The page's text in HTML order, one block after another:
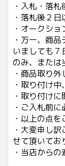
・入札・落
・落札後２
・オークシ
・万一、商
いましても
のみ、または
・商品取り
・取り付け
・取り付け
・ご入札前
・以上の点
・大変申し
せて頂いてお
・当店から